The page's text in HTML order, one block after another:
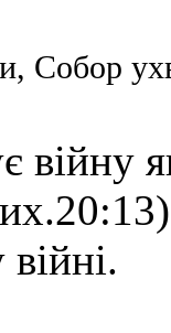
Собор
війну